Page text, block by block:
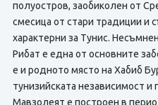
полуостров, заобиколен от
смесица от стари традиции и
характерни за Тунис.
Рибат е една от основните
е и родното място на Хабиб
тунизийската независимост
Мавзолеят е построен в